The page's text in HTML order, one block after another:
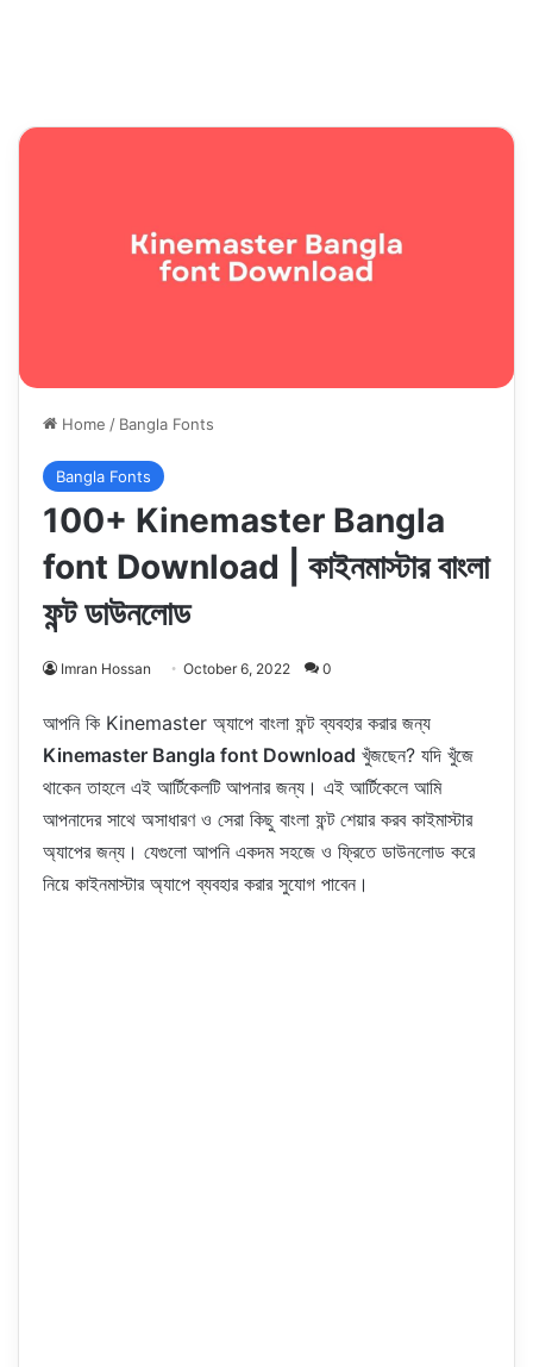
Home / Bangla Fonts
Bangla Fonts
100+ Kinemaster Bangla
font Download | কাইনমাস্টার বাংলা
ফন্ট ডাউনলোড
Imran Hossan October 6, 2022 0
আপনি কি Kinemaster অ্যাপে বাংলা ফন্ট ব্যবহার করার জন্য
Kinemaster Bangla font Download খুঁজছেন? যদি খুঁজে
থাকেন তাহলে এই আর্টিকেলটি আপনার জন্য। এই আর্টিকেলে আমি
আপনাদের সাথে অসাধারণ ও সেরা কিছু বাংলা ফন্ট শেয়ার করব কাইমাস্টার
অ্যাপের জন্য। যেগুলো আপনি একদম সহজে ও ফ্রিতে ডাউনলোড করে
নিয়ে কাইনমাস্টার অ্যাপে ব্যবহার করার সুযোগ পাবেন।